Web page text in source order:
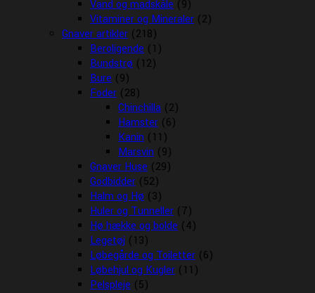
Vand og madskåle (9)
Vitaminer og Mineraler (2)
Gnaver artikler (218)
Beroligende (1)
Bundstrø (12)
Bure (9)
Foder (28)
Chinchilla (2)
Hamster (6)
Kanin (11)
Marsvin (9)
Gnaver Huse (29)
Godbidder (52)
Halm og Hø (3)
Huler og Tunneller (7)
Hø hække og bolde (4)
Legetøj (13)
Løbegårde og Toiletter (6)
Løbehjul og Kugler (11)
Pelspleje (5)